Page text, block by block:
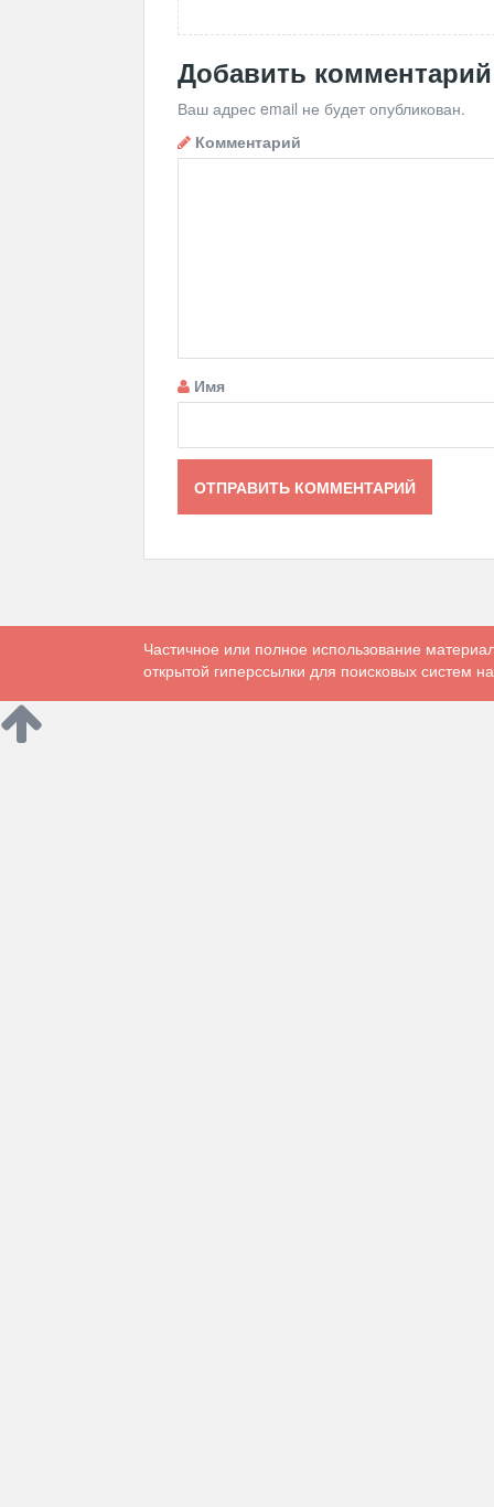
Добавить комментарий
Ваш адрес email не будет опубликован.
Комментарий
Имя
Частичное или полное использование
открытой гиперссылки для поисковых систем